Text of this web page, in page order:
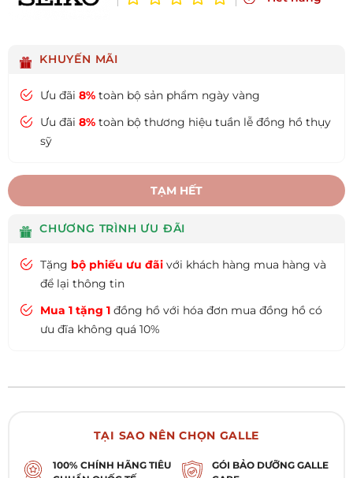
KHUYẾN MÃI
Ưu đãi 8% toàn bộ sản phẩm ngày vàng
Ưu đãi 8% toàn bộ thương hiệu tuần lễ đồng hồ thụy
sỹ
TẠM HẾT
CHƯƠNG TRÌNH ƯU ĐÃI
Tặng bộ phiếu ưu đãi với khách hàng mua hàng và
để lại thông tin
Mua 1 tặng 1 đồng hồ với hóa đơn mua đồng hồ có
ưu đĩa không quá 10%
TẠI SAO NÊN CHỌN GALLE
100% CHÍNH HÃNG TIÊU
GÓI BẢO DƯỠNG GALLE